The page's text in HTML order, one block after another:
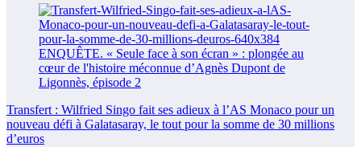
Transfert : Wilfried Singo fait ses adieux à l’AS Monaco pour un
nouveau défi à Galatasaray, le tout pour la somme de 30 millions
d’euros